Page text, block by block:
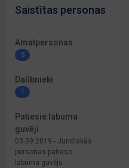
Saistītas personas
Amatpersonas
5
Dalībnieki
1
Patiesie labuma
guvēji
03.09.2019 - Juridiskās
personas patieso
labuma guvēju